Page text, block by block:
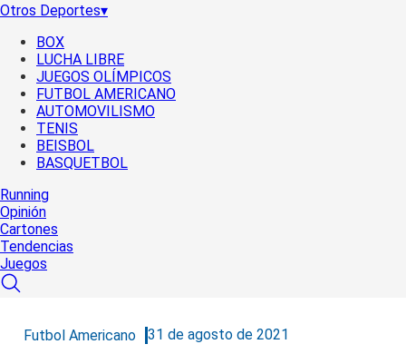
Otros Deportes▾
BOX
LUCHA LIBRE
JUEGOS OLÍMPICOS
FUTBOL AMERICANO
AUTOMOVILISMO
TENIS
BEISBOL
BASQUETBOL
Running
Opinión
Cartones
Tendencias
Juegos
Futbol Americano 31 de agosto de 2021